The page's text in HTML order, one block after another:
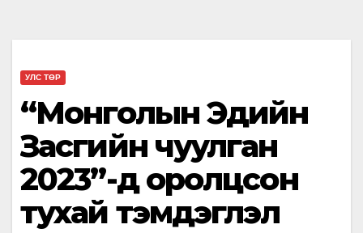
УЛС ТӨР
“Монголын Эдийн
Засгийн чуулган
2023”-д оролцсон
тухай тэмдэглэл